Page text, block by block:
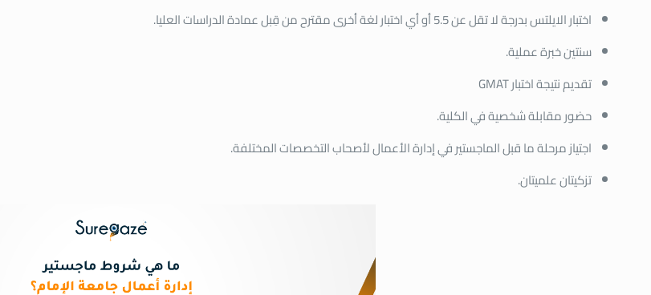
اختبار الايلتس بدرجة لا تقل عن 5.5 أو أي اختبار لغة أخرى مقترح من قِبل عمادة الدراسات العليا.
سنتين خبرة عملية.
تقديم نتيجة اختبار GMAT
حضور مقابلة شخصية في الكلية.
اجتياز مرحلة ما قبل الماجستير في إدارة الأعمال لأصحاب التخصصات المختلفة.
تزكيتان علميتان.